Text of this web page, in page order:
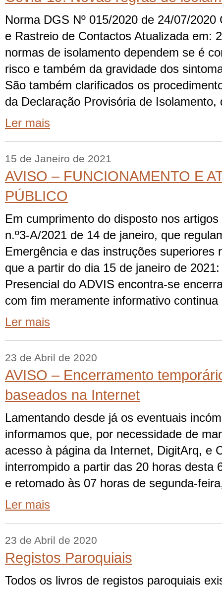
Norma DGS Nº 015/2020 de 24/07/
e Rastreio de Contactos Atualizada em:
normas de isolamento dependem se é
risco e também da gravidade dos
São também clarificados os
da Declaração Provisória de
Ler mais
15 de Janeiro de 2021
AVISO – FUNCIONAMENTO E
PÚBLICO
Em cumprimento do disposto nos artigos
n.º3-A/2021 de 14 de janeiro, que
Emergência e das instruções superiores
que a partir do dia 15 de janeiro de
Presencial do ADVIS encontra-se
com fim meramente informativo
Ler mais
23 de Abril de 2020
AVISO – Encerramento
baseados na Internet
Lamentando desde já os eventuais
informamos que, por necessidade de
acesso à página da Internet, DigitArq, e
interrompido a partir das 20 horas desta
e retomado às 07 horas de segunda-
Ler mais
23 de Abril de 2020
Registos Paroquiais
Todos os livros de registos paroquiais